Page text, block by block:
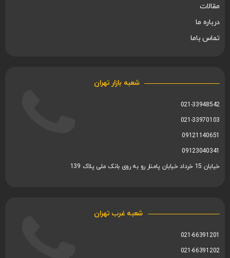
مقالات
درباره ما
تماس باما
شعبه بازار تهران
021-33948542
021-33970103
09121140651
09123040341
خیابان 15 خرداد خیابان پامنار رو به روی بانک ملی پلاک 139
شعبه غرب تهران
021-66391201
021-66391202